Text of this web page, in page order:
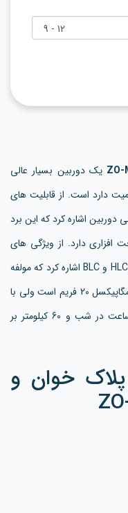
یک دوربین بسیار عالی
دارد است. از قابلیت های
توان به برد 8 مگاپیکسلی دوربین اشاره کرد که این برد
دارد. از ویژگی های
دیگر این دوربین می توان به WDR و HDR و HLC و BLC اشاره کرد که مولفه
اصلی پلاک خوانی می باشد. این دوربین 8 مگاپیکسل 20 فریم است ولی با
توجه به نوع برد دوربین تا 40 کیلومتر بر ساعت در شب و 60 کیلومتر بر
خوان و